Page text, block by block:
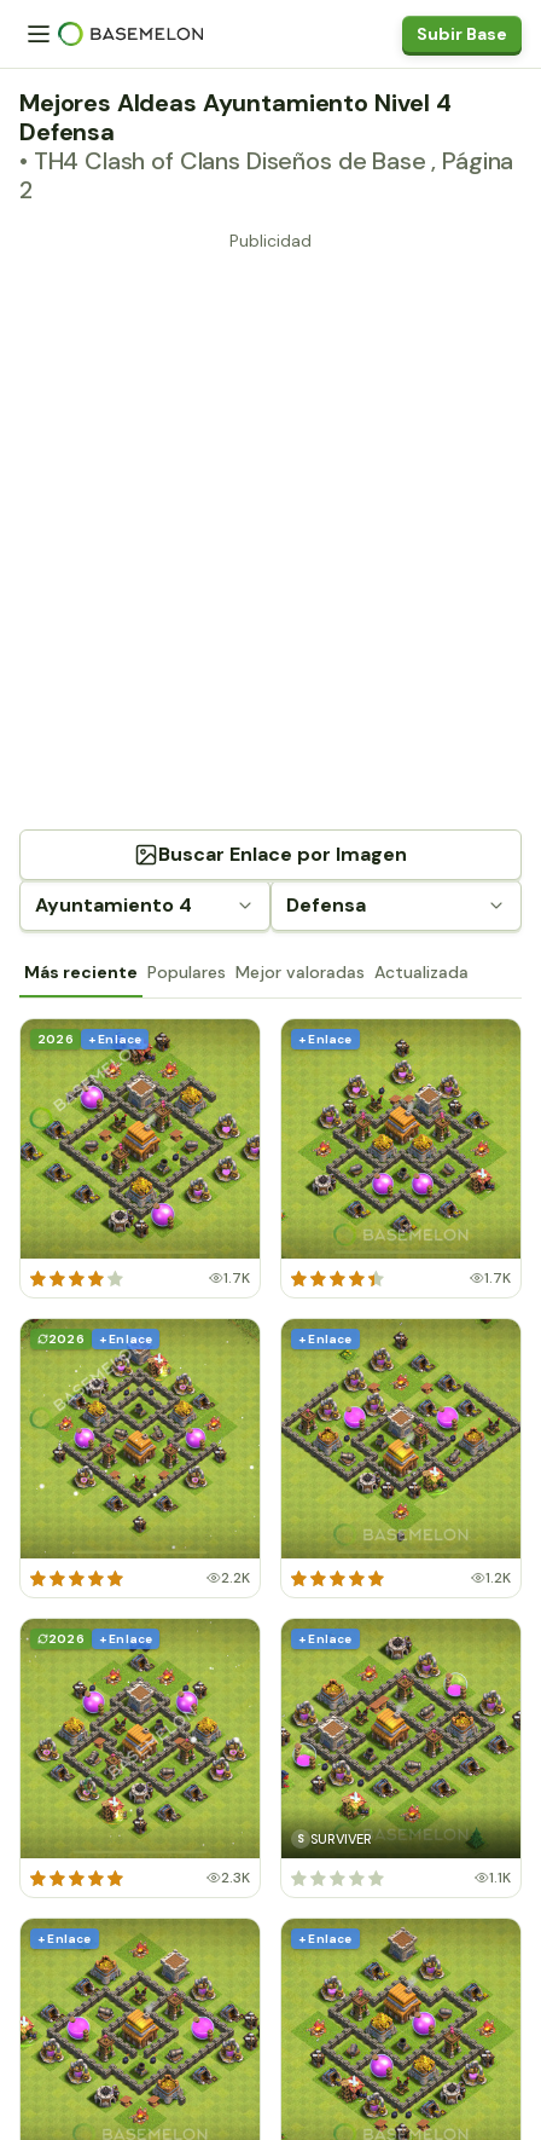
Subir Base
Mejores Aldeas Ayuntamiento Nivel 4
Defensa
• TH4 Clash of Clans Diseños de Base , Página
2
Publicidad
Ayuntamiento 4 Defensa
Buscar Enlace por Imagen
Más reciente Populares Mejor valoradas Actualizada
2026 + Enlace
1.7K
+ Enlace
1.7K
2026 + Enlace
2.2K
+ Enlace
1.2K
2026 + Enlace
2.3K
+ Enlace
S SURVIVER
1.1K
+ Enlace + Enlace